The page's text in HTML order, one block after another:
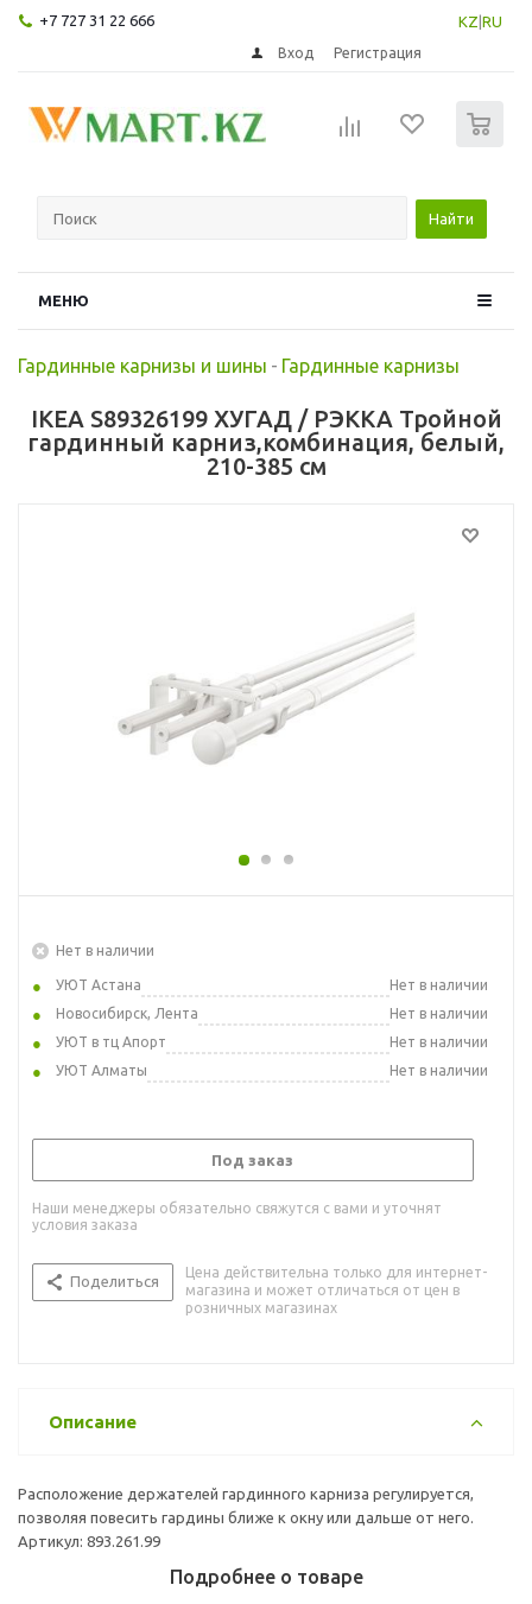
+7 727 31 22 666 KZ RU
Вход Регистрация
Найти
МЕНЮ
Гардинные карнизы и шины - Гардинные карнизы
IKEA S89326199 ХУГАД / РЭККА Тройной
гардинный карниз,комбинация, белый,
210-385 см
Нет в наличии
УЮТ Астана
Нет в наличии
Новосибирск, Лента
Нет в наличии
УЮТ в тц Апорт
Нет в наличии
УЮТ Алматы
Нет в наличии
Под заказ
Наши менеджеры обязательно свяжутся с вами и уточнят
условия заказа
Поделиться
Цена действительна только для интернет-
магазина и может отличаться от цен в
розничных магазинах
Описание
Расположение держателей гардинного карниза регулируется,
позволяя повесить гардины ближе к окну или дальше от него.
Артикул: 893.261.99
Подробнее о товаре